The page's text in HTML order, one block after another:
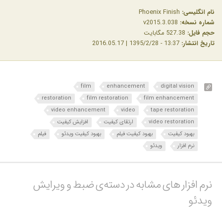
نام انگلیسی:
شماره نسخه:
حجم فایل:
تاریخ انتشار:
digital vision
enhancement
film
film enhancement
film restoration
restoration
tape restoration
video
video enhancement
video restoration
ارتقای کیفیت
افزایش کیفیت
بهبود کیفیت
بهبود کیفیت فیلم بهبود کیفیت ویدئو
فیلم
نرم افزار
ویدئو
نرم افزار های مشابه در دسته‌ی‌ ضبط و ویرایش
ویدئو‎